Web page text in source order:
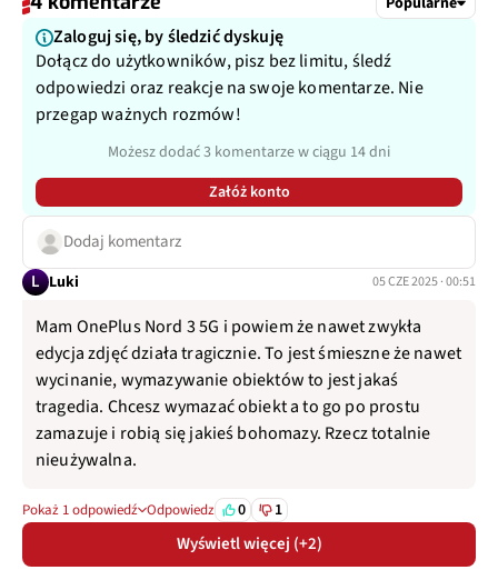
Zaloguj się, by śledzić dyskuję
Dołącz do użytkowników, pisz bez limitu, śledź
odpowiedzi oraz reakcje na swoje komentarze. Nie
przegap ważnych rozmów!
Możesz dodać 3 komentarze w ciągu 14 dni
Załóż konto
Dodaj komentarz
L Luki 05 CZE 2025 · 00:51
Mam OnePlus Nord 3 5G i powiem że nawet zwykła
edycja zdjęć działa tragicznie. To jest śmieszne że nawet
wycinanie, wymazywanie obiektów to jest jakaś
tragedia. Chcesz wymazać obiekt a to go po prostu
zamazuje i robią się jakieś bohomazy. Rzecz totalnie
nieużywalna.
Pokaż 1 odpowiedź Odpowiedz 0 1
Wyświetl więcej (+2)